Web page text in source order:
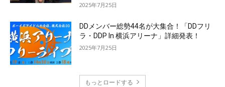
2025年7月25日
DDメンバー総勢44名が大集合！「DDフリ
ラ・DDP In 横浜アリーナ」詳細発表！
2025年7月25日
もっとロードする